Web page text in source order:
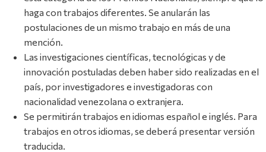
haga con trabajos diferentes. Se anularán las
postulaciones de un mismo trabajo en más de una
mención.
Las investigaciones científicas, tecnológicas y de
innovación postuladas deben haber sido realizadas en el
país, por investigadores e investigadoras con
nacionalidad venezolana o extranjera.
Se permitirán trabajos en idiomas español e inglés. Para
trabajos en otros idiomas, se deberá presentar versión
traducida.